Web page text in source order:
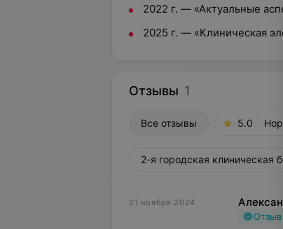
2022 г. — «Актуальные
2025 г. — «Клиническая
Отзывы 1
Все отзывы 5.0
2-я городская клиническая
21 ноября 2024
Отзыв